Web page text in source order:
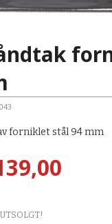
forniklet stål 94 mm